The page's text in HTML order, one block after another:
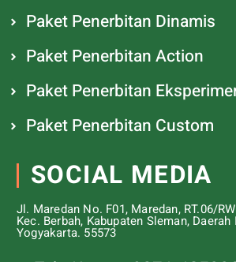
Paket Penerbitan Dinamis
Paket Penerbitan Action
Paket Penerbitan
Paket Penerbitan Custom
SOCIAL MEDIA
Jl. Maredan No. F01, Maredan, RT.06/
Kec. Berbah, Kabupaten Sleman,
Yogyakarta. 55573